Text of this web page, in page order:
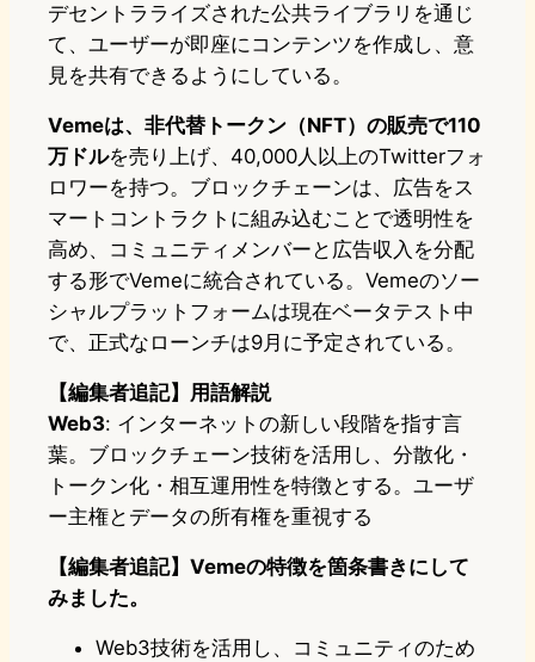
デセントラライズされた公共ライブラリを通じ
て、ユーザーが即座にコンテンツを作成し、意
見を共有できるようにしている。
Vemeは、非代替トークン（NFT）の販売で110
万ドルを売り上げ、40,000人以上のTwitterフォ
ロワーを持つ。ブロックチェーンは、広告をス
マートコントラクトに組み込むことで透明性を
高め、コミュニティメンバーと広告収入を分配
する形でVemeに統合されている。Vemeのソー
シャルプラットフォームは現在ベータテスト中
で、正式なローンチは9月に予定されている。
【編集者追記】用語解説
Web3: インターネットの新しい段階を指す言
葉。ブロックチェーン技術を活用し、分散化・
トークン化・相互運用性を特徴とする。ユーザ
ー主権とデータの所有権を重視する
【編集者追記】Vemeの特徴を箇条書きにして
みました。
Web3技術を活用し、コミュニティのため